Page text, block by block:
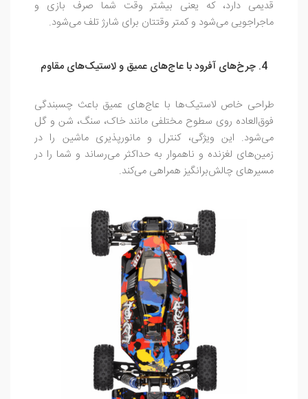
قدیمی دارد، که یعنی بیشتر وقت شما صرف بازی و
ماجراجویی می‌شود و کمتر وقتتان برای شارژ تلف می‌شود.
4. چرخ‌های آفرود با عاج‌های عمیق و لاستیک‌های مقاوم
طراحی خاص لاستیک‌ها با عاج‌های عمیق باعث چسبندگی
فوق‌العاده روی سطوح مختلفی مانند خاک، سنگ، شن و گل
می‌شود. این ویژگی، کنترل و مانورپذیری ماشین را در
زمین‌های لغزنده و ناهموار به حداکثر می‌رساند و شما را در
مسیرهای چالش‌برانگیز همراهی می‌کند.